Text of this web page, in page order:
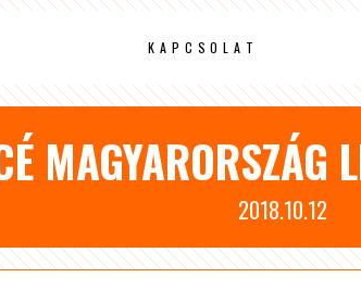
KAPCSOLAT
MAGYARORSZÁG
2018.10.12